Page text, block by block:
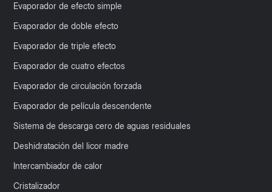
Evaporador de efecto simple
Evaporador de doble efecto
Evaporador de triple efecto
Evaporador de cuatro efectos
Evaporador de circulación forzada
Evaporador de película descendente
Sistema de descarga cero de aguas residuales
Deshidratación del licor madre
Intercambiador de calor
Cristalizador